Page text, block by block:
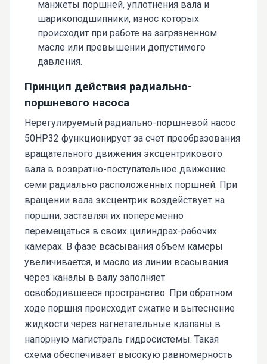
манжеты поршней, уплотнения вала и
шарикоподшипники, износ которых
происходит при работе на загрязненном
масле или превышении допустимого
давления.
Принцип действия радиально-
поршневого насоса
Нерегулируемый радиально-поршневой насос
50НР32 функционирует за счет преобразования
вращательного движения эксцентрикового
вала в возвратно-поступательное движение
семи радиально расположенных поршней. При
вращении вала эксцентрик воздействует на
поршни, заставляя их попеременно
перемещаться в своих цилиндрах-рабочих
камерах. В фазе всасывания объем камеры
увеличивается, и масло из линии всасывания
через каналы в валу заполняет
освободившееся пространство. При обратном
ходе поршня происходит сжатие и вытеснение
жидкости через нагнетательные клапаны в
напорную магистраль гидросистемы. Такая
схема обеспечивает высокую равномерность